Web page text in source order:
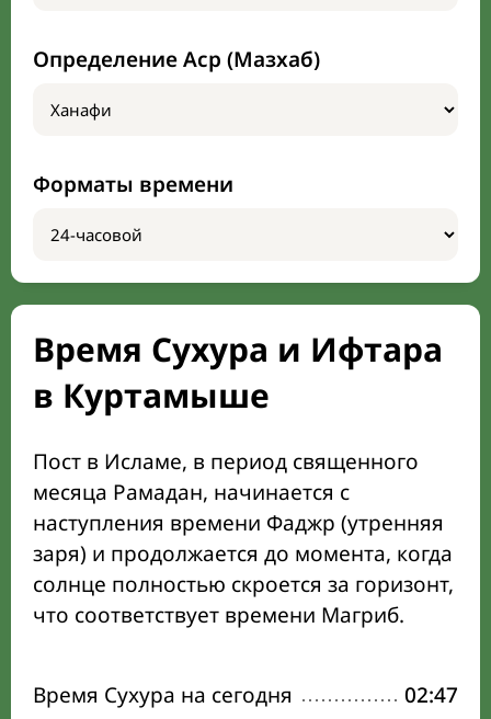
Определение Аср (Мазхаб)
Форматы времени
Время Сухура и Ифтара
в Куртамыше
Пост в Исламе, в период священного
месяца Рамадан, начинается с
наступления времени Фаджр (утренняя
заря) и продолжается до момента, когда
солнце полностью скроется за горизонт,
что соответствует времени Магриб.
Время Сухура на сегодня 02:47